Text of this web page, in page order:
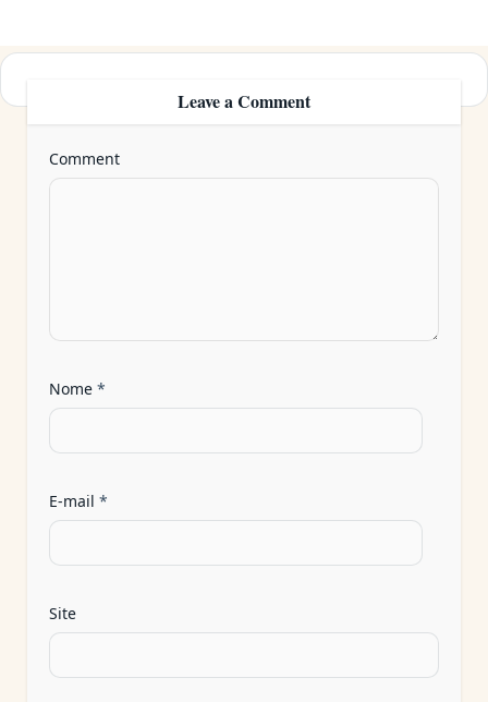
Leave a Comment
Comment
Nome *
E-mail *
Site